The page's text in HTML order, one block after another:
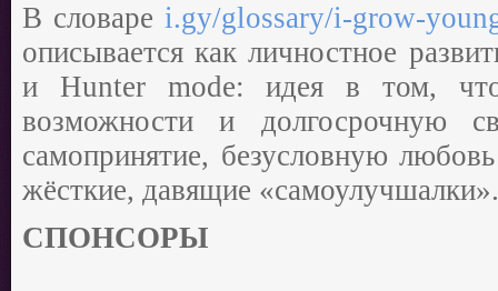
В словаре i.gy/glossary/i-grow-
описывается как личностное
и Hunter mode: идея в том,
возможности и долгосрочную
самопринятие, безусловную
жёсткие, давящие «самоулучшалки».
СПОНСОРЫ